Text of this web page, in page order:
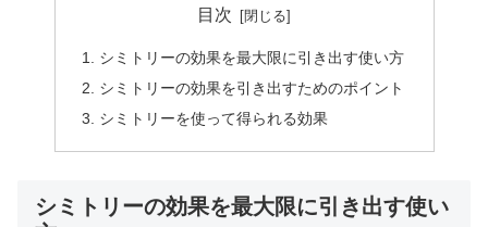
目次
シミトリーの効果を最大限に引き出す使い方
シミトリーの効果を引き出すためのポイント
シミトリーを使って得られる効果
シミトリーの効果を最大限に引き出す使い